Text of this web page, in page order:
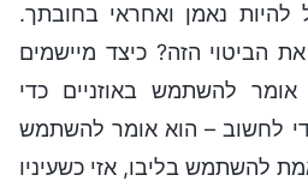
להיות נאמן ואחראי בחובתך.
הביטוי הזה? כיצד מיישמים
להשתמש באוזניים כדי
לחשוב – הוא אומר להשתמש
להשתמש בליבו, אזי כשעיניו